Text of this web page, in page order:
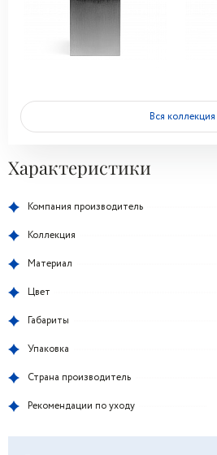
Вся коллекция
Характеристики
Компания производитель
Коллекция
Материал
Цвет
Габариты
Упаковка
Страна производитель
Рекомендации по уходу